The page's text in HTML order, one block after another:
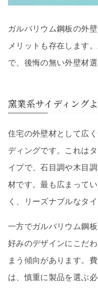
ガルバリウム鋼板の外
メリットも存在します
で、後悔の無い外壁材
窯業系サイディング
住宅の外壁材として広
ディングです。これは
イプで、石目調や木目
材です。最も広まって
く、リーズナブルなタ
一方でガルバリウム鋼
好みのデザインにこだ
まう傾向があります。
は、慎重に製品を選ぶ必